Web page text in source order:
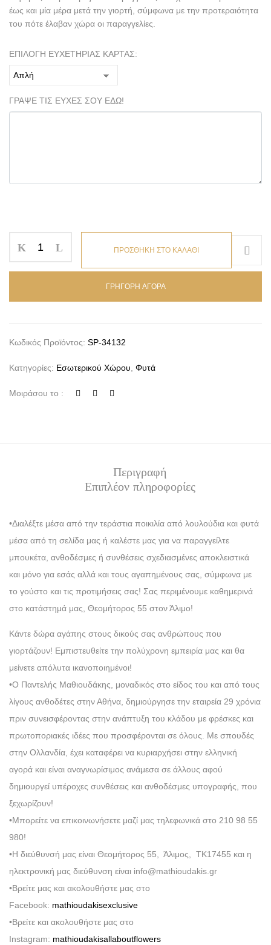
έως και μία μέρα μετά την γιορτή, σύμφωνα με την προτεραιότητα
του πότε έλαβαν χώρα οι παραγγελίες.
ΕΠΙΛΟΓΗ ΕΥΧΕΤΗΡΙΑΣ ΚΑΡΤΑΣ:
ΓΡΑΨΕ ΤΙΣ ΕΥΧΕΣ ΣΟΥ ΕΔΩ!
ΠΡΟΣΘΗΚΗ ΣΤΟ ΚΑΛΑΘΙ
ΓΡΗΓΟΡΗ ΑΓΟΡΑ
Κωδικός Προϊόντος: SP-34132
Κατηγορίες: Εσωτερικού Χώρου, Φυτά
Μοιράσου το :
Περιγραφή
Επιπλέον πληροφορίες
•Διαλέξτε μέσα από την τεράστια ποικιλία από λουλούδια και φυτά
μέσα από τη σελίδα μας ή καλέστε μας για να παραγγείλτε
μπουκέτα, ανθοδέσμες ή συνθέσεις σχεδιασμένες αποκλειστικά
και μόνο για εσάς αλλά και τους αγαπημένους σας, σύμφωνα με
το γούστο και τις προτιμήσεις σας! Σας περιμένουμε καθημερινά
στο κατάστημά μας, Θεομήτορος 55 στον Άλιμο!
Κάντε δώρα αγάπης στους δικούς σας ανθρώπους που
γιορτάζουν! Εμπιστευθείτε την πολύχρονη εμπειρία μας και θα
μείνετε απόλυτα ικανοποιημένοι!
•Ο Παντελής Μαθιουδάκης, μοναδικός στο είδος του και από τους
λίγους ανθοδέτες στην Αθήνα, δημιούργησε την εταιρεία 29 χρόνια
πριν συνεισφέροντας στην ανάπτυξη του κλάδου με φρέσκες και
πρωτοποριακές ιδέες που προσφέρονται σε όλους. Με σπουδές
στην Ολλανδία, έχει καταφέρει να κυριαρχήσει στην ελληνική
αγορά και είναι αναγνωρίσιμος ανάμεσα σε άλλους αφού
δημιουργεί υπέροχες συνθέσεις και ανθοδέσμες υπογραφής, που
ξεχωρίζουν!
•Μπορείτε να επικοινωνήσετε μαζί μας τηλεφωνικά στο 210 98 55
980!
•Η διεύθυνσή μας είναι Θεομήτορος 55, Άλιμος, ΤΚ17455 και η
ηλεκτρονική μας διεύθυνση είναι info@mathioudakis.gr
•Βρείτε μας και ακολουθήστε μας στο
Facebook: mathioudakisexclusive
•Βρείτε και ακολουθήστε μας στο
Instagram: mathioudakisallaboutflowers